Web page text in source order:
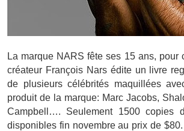
La marque NARS fête ses 15 ans, pour
créateur François Nars édite un livre
de plusieurs célébrités maquillées
produit de la marque: Marc Jacobs,
Campbell…. Seulement 1500 copies
disponibles fin novembre au prix de